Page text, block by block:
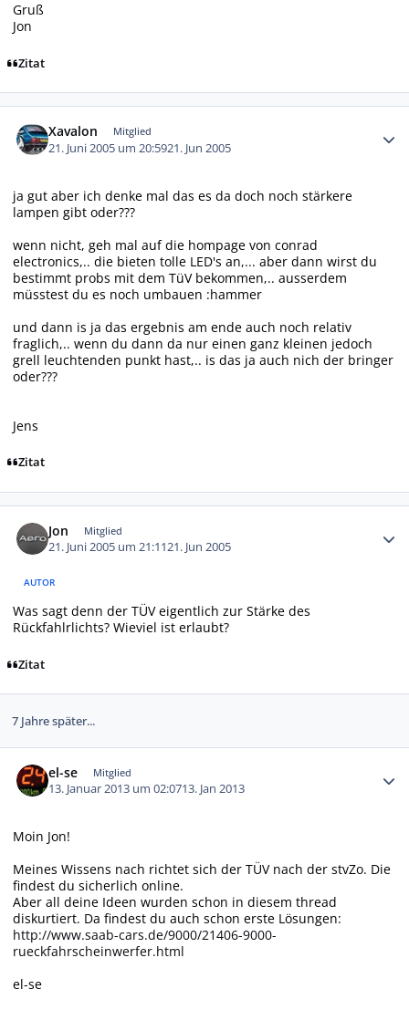
Gruß
Jon
Zitat
Xavalon Mitglied
21. Juni 2005 um 20:5921. Jun 2005
ja gut aber ich denke mal das es da doch noch stärkere
lampen gibt oder???
wenn nicht, geh mal auf die hompage von conrad
electronics,.. die bieten tolle LED's an,... aber dann wirst du
bestimmt probs mit dem TüV bekommen,.. ausserdem
müsstest du es noch umbauen :hammer
und dann is ja das ergebnis am ende auch noch relativ
fraglich,.. wenn du dann da nur einen ganz kleinen jedoch
grell leuchtenden punkt hast,.. is das ja auch nich der bringer
oder???
Jens
Zitat
Jon Mitglied
21. Juni 2005 um 21:1121. Jun 2005
AUTOR
Was sagt denn der TÜV eigentlich zur Stärke des
Rückfahlrlichts? Wieviel ist erlaubt?
Zitat
7 Jahre später...
el-se Mitglied
13. Januar 2013 um 02:0713. Jan 2013
Moin Jon!
Meines Wissens nach richtet sich der TÜV nach der stvZo. Die
findest du sicherlich online.
Aber all deine Ideen wurden schon in diesem thread
diskurtiert. Da findest du auch schon erste Lösungen:
http://www.saab-cars.de/9000/21406-9000-
rueckfahrscheinwerfer.html
el-se